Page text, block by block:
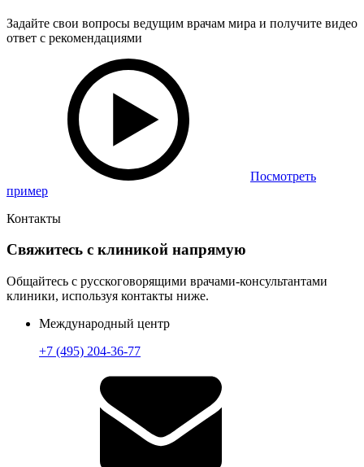
Задайте свои вопросы ведущим врачам мира и получите видео
ответ с рекомендациями
Посмотреть
пример
Контакты
Свяжитесь с клиникой напрямую
Общайтесь с русскоговорящими врачами-консультантами
клиники, используя контакты ниже.
Международный центр
+7 (495) 204-36-77